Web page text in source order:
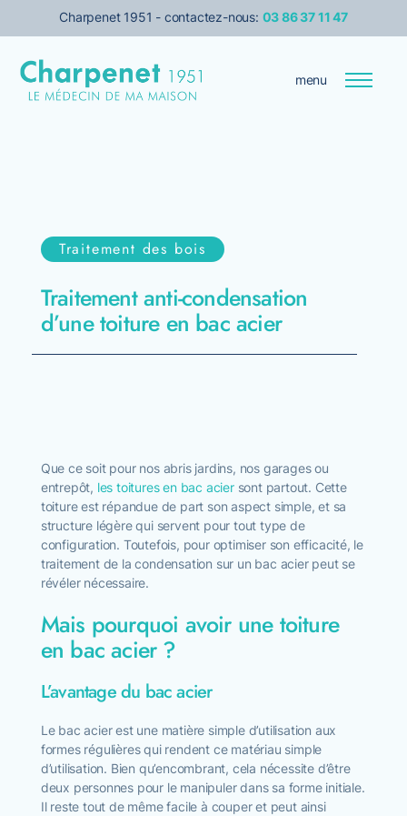
Charpenet 1951 - contactez-nous: 03 86 37 11 47
Transition énergétique
Isolation
menu
Traitement des bois
Traitement anti-condensation
d’une toiture en bac acier
Que ce soit pour nos abris jardins, nos garages ou
entrepôt, les toitures en bac aciersont partout. Cette
toiture est répandue de part son aspect simple, et sa
structure légère qui servent pour tout type de
configuration. Toutefois, pour optimiser son efficacité, le
traitement de la condensation sur un bac acier peut se
révéler nécessaire.
Mais pourquoi avoir une toiture
en bac acier ?
L’avantage du bac acier
Le bac acier est une matière simple d’utilisation aux
formes régulières qui rendent ce matériau simple
d’utilisation. Bien qu’encombrant, cela nécessite d’être
deux personnes pour le manipuler dans sa forme initiale.
Il reste tout de même facile à couper et peut ainsi